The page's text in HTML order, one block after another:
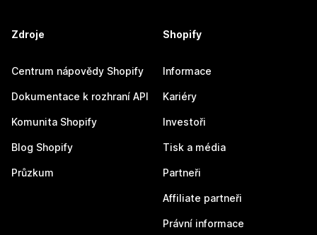
Zdroje
Centrum nápovědy Shopify
Dokumentace k rozhraní API
Komunita Shopify
Blog Shopify
Průzkum
Shopify
Informace
Kariéry
Investoři
Tisk a média
Partneři
Affiliate partneři
Právní informace